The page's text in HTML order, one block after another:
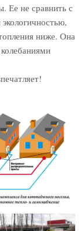
Ее не сравнить с
ниже. Она